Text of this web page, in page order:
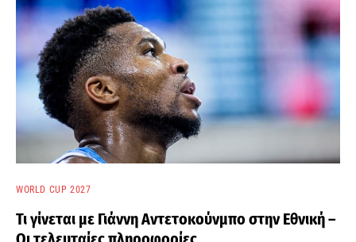
WORLD CUP 2027
Τι γίνεται με Γιάννη Αντετοκούνμπο στην Εθνική –